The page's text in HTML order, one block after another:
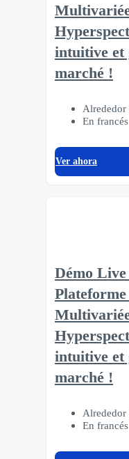
intuitive et
marché !
Alrededor
En francés
Ver ahora
Démo
intuitive et
marché !
Alrededor
En francés